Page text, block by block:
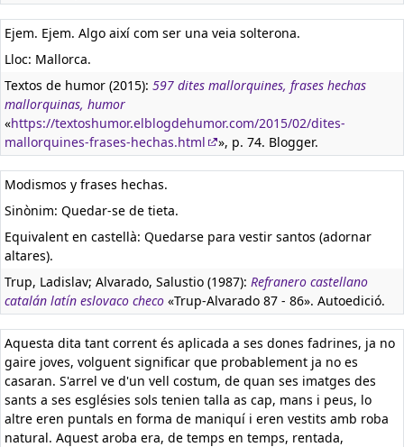
Ejem. Ejem. Algo així com ser una veia solterona.
Lloc: Mallorca.
Textos de humor (2015): 597 dites mallorquines, frases hechas
mallorquinas, humor
«https://textoshumor.elblogdehumor.com/2015/02/dites-
mallorquines-frases-hechas.html
», p. 74. Blogger.
Modismos y frases hechas.
Sinònim: Quedar-se de tieta.
Equivalent en castellà: Quedarse para vestir santos (adornar
altares).
Trup, Ladislav; Alvarado, Salustio (1987): Refranero castellano
catalán latín eslovaco checo «Trup-Alvarado 87 - 86». Autoedició.
Aquesta dita tant corrent és aplicada a ses dones fadrines, ja no
gaire joves, volguent significar que probablement ja no es
casaran. S'arrel ve d'un vell costum, de quan ses imatges des
sants a ses esglésies sols tenien talla as cap, mans i peus, lo
altre eren puntals en forma de maniquí i eren vestits amb roba
natural. Aquest aroba era, de temps en temps, rentada,